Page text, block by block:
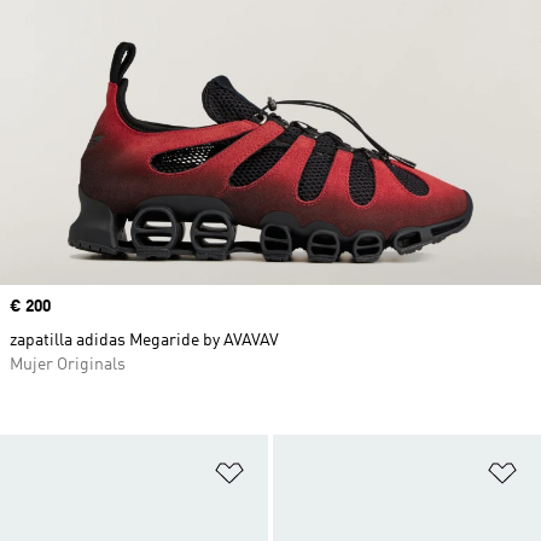
Precio
€ 200
zapatilla adidas Megaride by AVAVAV
Mujer Originals